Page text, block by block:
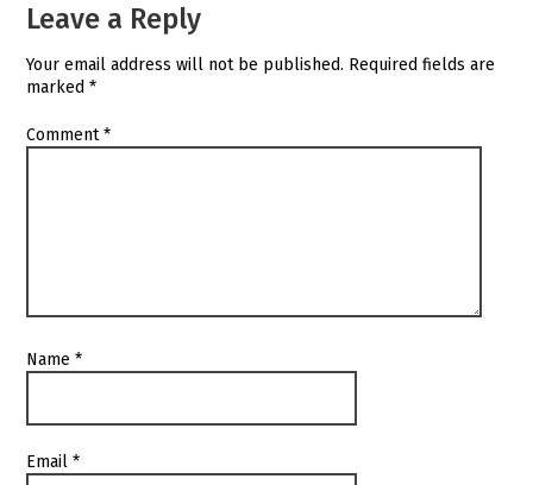
Leave a Reply
Your email address will not be published. Required fields are
marked*
Comment*
Name*
Email*